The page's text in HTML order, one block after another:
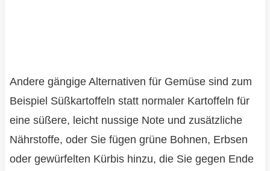
Andere gängige Alternativen für Gemüse sind zum
Beispiel Süßkartoffeln statt normaler Kartoffeln für
eine süßere, leicht nussige Note und zusätzliche
Nährstoffe, oder Sie fügen grüne Bohnen, Erbsen
oder gewürfelten Kürbis hinzu, die Sie gegen Ende